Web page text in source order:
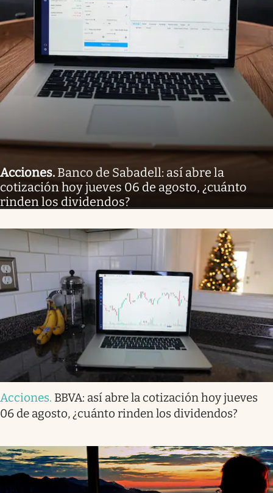
Acciones. Banco de Sabadell: así abre la
cotización hoy jueves 06 de agosto, ¿cuánto
rinden los dividendos?
Acciones. BBVA: así abre la cotización hoy jueves
06 de agosto, ¿cuánto rinden los dividendos?